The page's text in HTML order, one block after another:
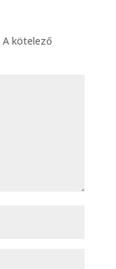
A kötelező